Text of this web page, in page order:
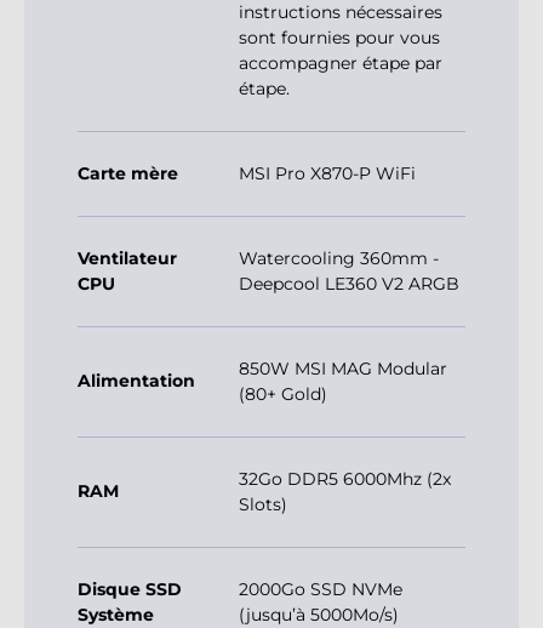
instructions nécessaires
sont fournies pour vous
accompagner étape par
étape.
Carte mère MSI Pro X870-P WiFi
Ventilateur
CPU
Watercooling 360mm -
Deepcool LE360 V2 ARGB
Alimentation
850W MSI MAG Modular
(80+ Gold)
RAM
32Go DDR5 6000Mhz (2x
Slots)
Disque SSD
Système
2000Go SSD NVMe
(jusqu’à 5000Mo/s)